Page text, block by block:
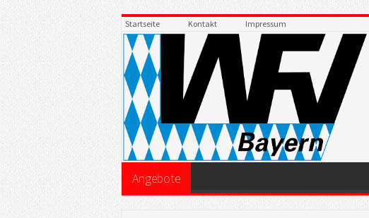
Startseite Kontakt Impressum
Angebote